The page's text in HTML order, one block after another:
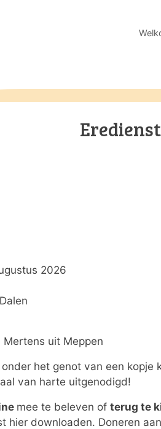
2026
Mertens uit Meppen
het genot van een kopje
van harte uitgenodigd!
mee te beleven of terug te
hier downloaden. Doneren